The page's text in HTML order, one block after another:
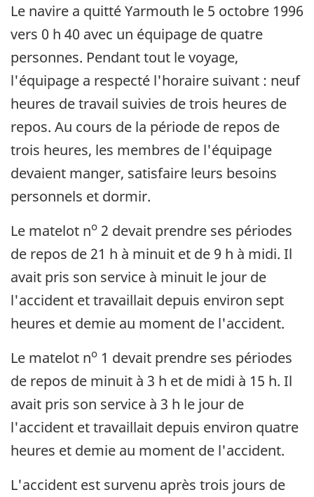
Le navire a quitté Yarmouth le 5 octobre 1996
vers 0 h 40 avec un équipage de quatre
personnes. Pendant tout le voyage,
l'équipage a respecté l'horaire suivant : neuf
heures de travail suivies de trois heures de
repos. Au cours de la période de repos de
trois heures, les membres de l'équipage
devaient manger, satisfaire leurs besoins
personnels et dormir.
Le matelot no 2 devait prendre ses périodes
de repos de 21 h à minuit et de 9 h à midi. Il
avait pris son service à minuit le jour de
l'accident et travaillait depuis environ sept
heures et demie au moment de l'accident.
Le matelot no 1 devait prendre ses périodes
de repos de minuit à 3 h et de midi à 15 h. Il
avait pris son service à 3 h le jour de
l'accident et travaillait depuis environ quatre
heures et demie au moment de l'accident.
L'accident est survenu après trois jours de